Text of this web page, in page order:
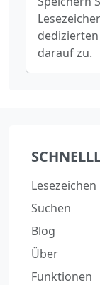
darauf zu.
Lesezeichen
Suchen
Blog
Über
Funktionen